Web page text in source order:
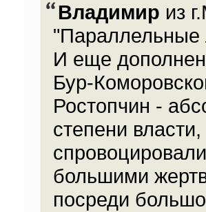
Владимир из
И еще
Бур-
Ростопчин -
степени
большими
посреди